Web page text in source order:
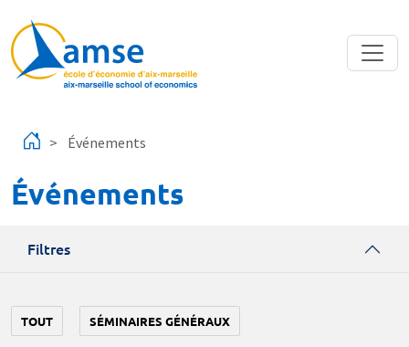
Événements
Événements
Filtres
TOUT SÉMINAIRES GÉNÉRAUX